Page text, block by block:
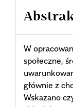
W
społeczne,
głównie z
Wskazano